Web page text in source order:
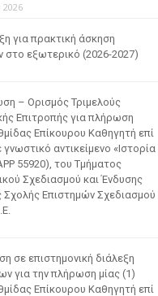
2026
για πρακτική άσκηση
στο εξωτερικό (2026-2027)
– Ορισμός Τριμελούς
Επιτροπής για πλήρωση
Επίκουρου Καθηγητή επί
γνωστικό αντικείμενο «Ιστορία
55920), του Τμήματος
Σχεδιασμού και Ένδυσης
Σχολής Επιστημών Σχεδιασμού
σε επιστημονική διάλεξη
για την πλήρωση μίας (1)
Επίκουρου Καθηγητή επί